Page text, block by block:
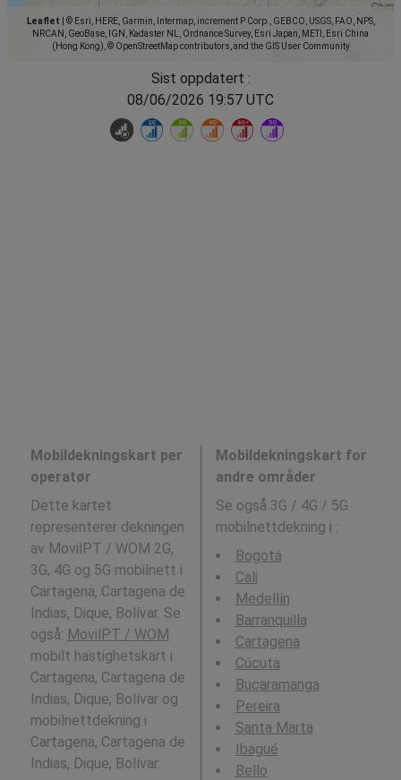
Leaflet
© Esri, HERE, Garmin, Intermap, increment P Corp., GEBCO, USGS, FAO, NPS,
NRCAN, GeoBase, IGN, Kadaster NL, Ordnance Survey, Esri Japan, METI, Esri China
(Hong Kong), © OpenStreetMap contributors, and the GIS User Community
Sist oppdatert :
08/06/2026 19:57 UTC
Mobildekningskart per
operatør
Dette kartet
representerer dekningen
av MovilPT / WOM 2G,
3G, 4G og 5G mobilnett i
Cartagena, Cartagena de
Indias, Dique, Bolívar. Se
også: MovilPT / WOM
mobilt hastighetskart i
Cartagena, Cartagena de
Indias, Dique, Bolívar og
mobilnettdekning i
Cartagena, Cartagena de
Indias, Dique, Bolívar.
Mobildekningskart for
andre områder
Se også 3G / 4G / 5G
mobilnettdekning i :
Bogotá
Cali
Medellín
Barranquilla
Cartagena
Cúcuta
Bucaramanga
Pereira
Santa Marta
Ibagué
Bello